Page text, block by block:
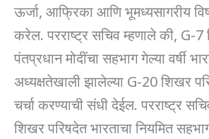
ऊर्जा, आफ्रिका आणि भूमध्यसागरीय
करेल. परराष्ट्र सचिव म्हणाले की, G-7
पंतप्रधान मोदींचा सहभाग गेल्या वर्षी
अध्यक्षतेखाली झालेल्या G-20 शिखर
चर्चा करण्याची संधी देईल. परराष्ट्र
शिखर परिषदेत भारताचा नियमित